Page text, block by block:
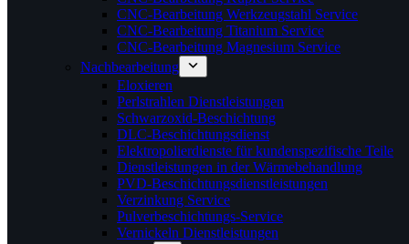
CNC-Bearbeitung Werkzeugstahl Service
CNC-Bearbeitung Titanium Service
CNC-Bearbeitung Magnesium Service
Nachbearbeitung
Eloxieren
Perlstrahlen Dienstleistungen
Schwarzoxid-Beschichtung
DLC-Beschichtungsdienst
Elektropolierdienste für kundenspezifische Teile
Dienstleistungen in der Wärmebehandlung
PVD-Beschichtungsdienstleistungen
Verzinkung Service
Pulverbeschichtungs-Service
Vernickeln Dienstleistungen